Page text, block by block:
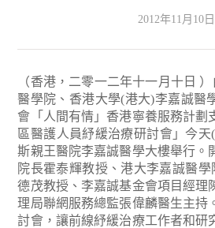
2012年11月10日
（香港，二零一二年十一月十日
醫學院、香港大學(港大)李嘉誠醫
會「人間有情」香港寧養服務計劃
區醫護人員紓緩治療研討會」今天
斯親王醫院李嘉誠醫學大樓舉行。
院長霍泰輝教授、港大李嘉誠醫
德茂教授、李嘉誠基金會項目經理
理局聯網服務總監張偉麟醫生主持
討會，讓前線紓緩治療工作者和研